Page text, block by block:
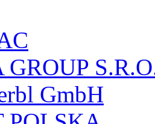
GmbH